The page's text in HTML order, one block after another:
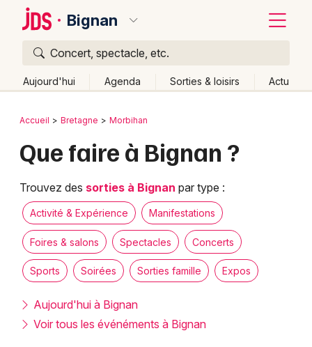
Bignan
Concert, spectacle, etc.
Aujourd'hui Agenda Sorties & loisirs Actu
Publier un événement
Grands événements
Activité & Expérience
Manifestations
Foires & salons
Bordeaux
Lille
Lyon
Marseille
Montpellier
Retour
Accueil Bretagne Morbihan
Que faire à Bignan ?
Trouvez des sorties à Bignan par type :
Activité & Expérience Manifestations
Foires & salons Spectacles Concerts
Sports Soirées Sorties famille Expos
Aujourd'hui à Bignan
Voir tous les événéments à Bignan
Quoi ?
Où ?
Partout
Près de moi Changer de lieu
Quand ?
Effacer les dates
Aujourd'hui
Demain Ce week-end Autre